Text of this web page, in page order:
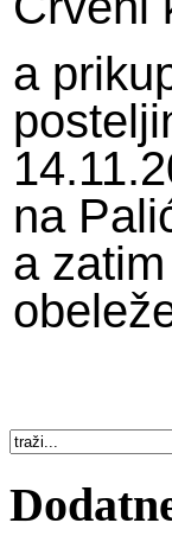
a
na
a